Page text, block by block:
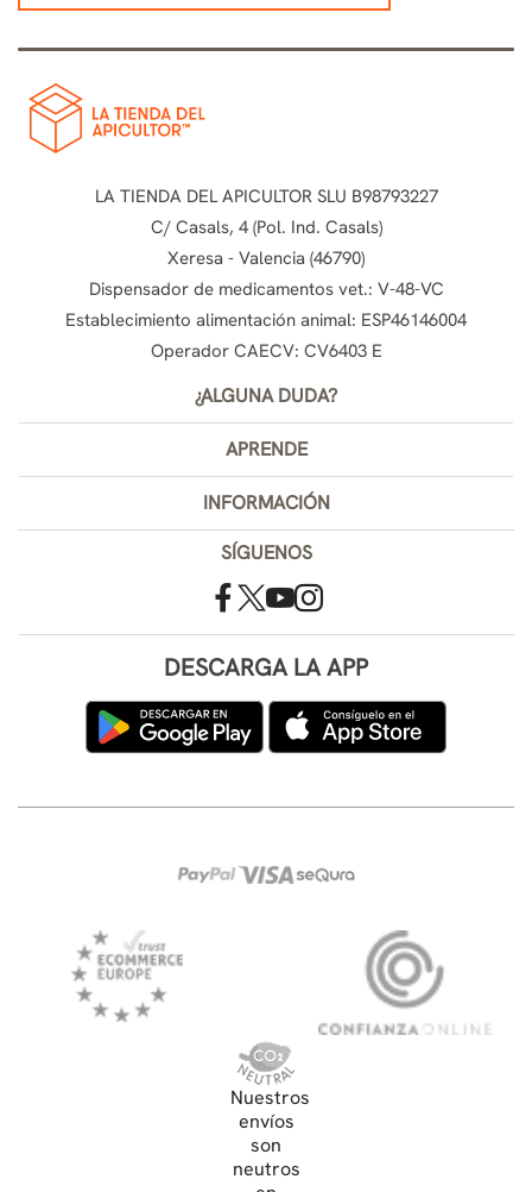
LA TIENDA DEL APICULTOR SLU B98793227
C/ Casals, 4 (Pol. Ind. Casals)
Xeresa - Valencia (46790)
Dispensador de medicamentos vet.: V-48-VC
Establecimiento alimentación animal: ESP46146004
Operador CAECV: CV6403 E
¿ALGUNA DUDA?
APRENDE
INFORMACIÓN
SÍGUENOS
DESCARGA LA APP
Nuestros
envíos
son
neutros